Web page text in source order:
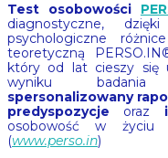
Test osobowości
diagnostyczne,
psychologiczne
teoretyczną
który od lat cieszy się
wyniku
spersonalizowany
predyspozycje oraz
osobowość w życiu
(www.perso.in)